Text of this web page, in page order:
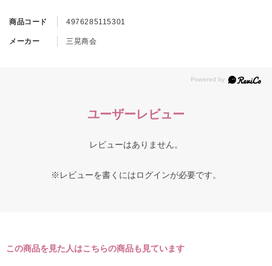
商品コード 4976285115301
メーカー 三晃商会
ユーザーレビュー
レビューはありません。
※レビューを書くにはログインが必要です。
この商品を見た人はこちらの商品も見ています